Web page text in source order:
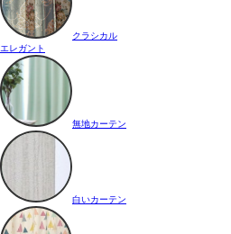
クラシカル
エレガント
無地カーテン
白いカーテン